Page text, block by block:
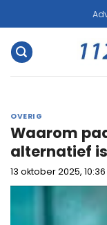
naar
inhoud
OVERIG
Waarom
alternatief
13 oktober 2025, 10:36